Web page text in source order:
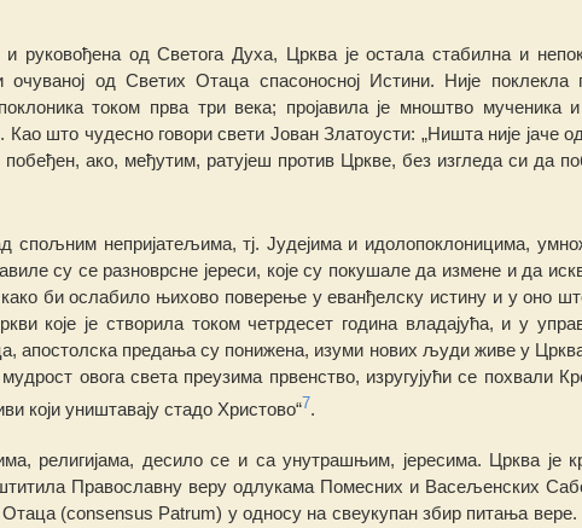
руковођена од Светога Духа, Црква је остала стабилна и
очуваној од Светих Отаца спасоносној Истини. Није поклекла
ника током прва три века; пројавила је мноштво мученика
Као што чудесно говори свети Јован Златоусти: „Ништа није јаче
побеђен, ако, међутим, ратујеш против Цркве, без изгледа си да
спољним непријатељима,тј. Јудејима и идолопоклоницима,
су се разноврсне јереси, које су покушаледа измене и да
како би ослабило њихово поверење уеванђелску истину и у оно
које је створилатоком четрдесет година владајућа, и у
апостолска предања су понижена, изуми нових људи живе у
овога света преузима првенство, изругујући се похвали
који уништавају стадо Христово“7.
религијама, десило се и са унутрашњим, јересима. Црква је
Православну веру одлукама Помесних и Васељенских
(consensus Patrum) у односу на свeукупан збир питања